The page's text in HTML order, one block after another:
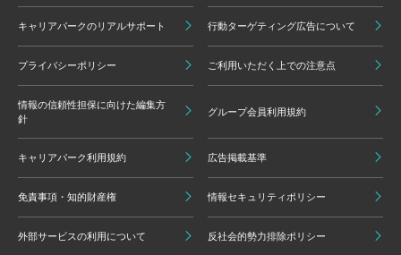
キャリアパークのリアルサポート 行動ターゲティング広告について
プライバシーポリシー ご利用いただく上での注意点
情報の信頼性担保に向けた編集方
針
グループ会員利用規約
キャリアパーク利用規約 広告掲載基準
免責事項・知的財産権 情報セキュリティポリシー
外部サービスの利用について 反社会的勢力排除ポリシー